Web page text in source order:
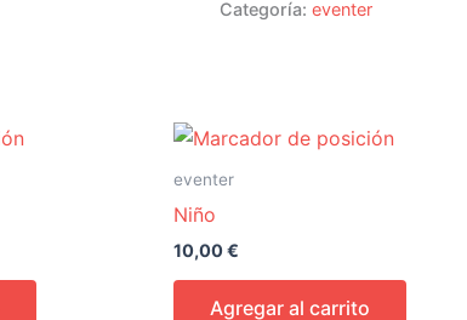
Categoría: eventer
eventer
Niño
10,00€
Agregar al carrito